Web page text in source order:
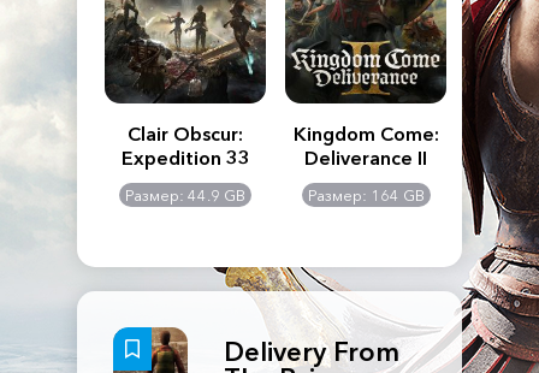
Creed
Clair Obscur:
Expedition 33
Размер: 44.9 GB
Kingdom Come:
Deliverance II
Размер: 164 GB
The
Delivery From